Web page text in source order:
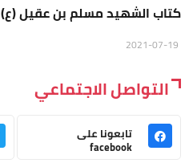
كتاب الشهيد مسلم بن عقيل (ع)
التواصل الاجتماعي
تابعونا على
facebook